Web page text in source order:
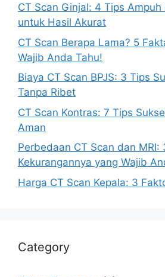
CT Scan Ginjal: 4 Tips Ampuh
untuk Hasil Akurat
CT Scan Berapa Lama? 5
Wajib Anda Tahu!
Biaya CT Scan BPJS: 3 Tips
Tanpa Ribet
CT Scan Kontras: 7 Tips
Aman
Perbedaan CT Scan dan MRI:
Kekurangannya yang Wajib
Harga CT Scan Kepala: 3
Category